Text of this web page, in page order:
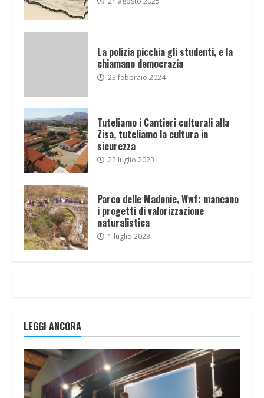
La polizia picchia gli studenti, e la
chiamano democrazia
23 febbraio 2024
Tuteliamo i Cantieri culturali alla
Zisa, tuteliamo la cultura in
sicurezza
22 luglio 2023
Parco delle Madonie, Wwf: mancano
i progetti di valorizzazione
naturalistica
1 luglio 2023
LEGGI ANCORA